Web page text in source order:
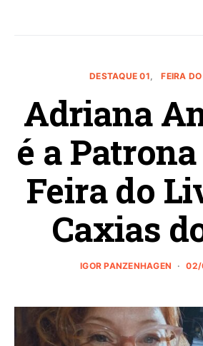
DESTAQUE 01 FEIRA
Adriana
é a Patrona
Feira do
Caxias
IGOR PANZENHAGEN 02/